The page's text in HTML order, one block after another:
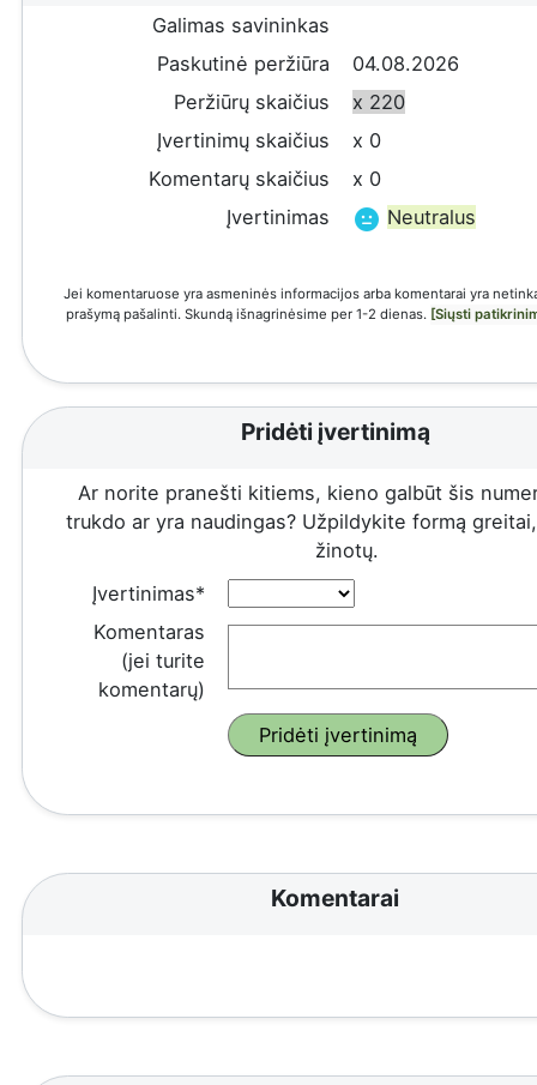
Galimas savininkas
Paskutinė peržiūra
04.08.2026
Peržiūrų skaičius
x 220
Įvertinimų skaičius
x 0
Komentarų skaičius
x 0
Įvertinimas
Neutralus
Jei komentaruose yra asmeninės informacijos arba komentarai yra
prašymą pašalinti. Skundą išnagrinėsime per 1-2 dienas. [Siųsti
Pridėti įvertinimą
Ar norite pranešti kitiems, kieno galbūt šis
trukdo ar yra naudingas? Užpildykite formą
žinotų.
Įvertinimas*
Komentaras
(jei turite
komentarų)
Komentarai